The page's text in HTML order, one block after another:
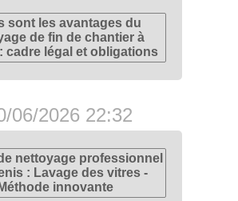
sont les avantages du
de fin de chantier à
cadre légal et obligations
06/2026 22:32
nettoyage professionnel
: Lavage des vitres -
Méthode innovante